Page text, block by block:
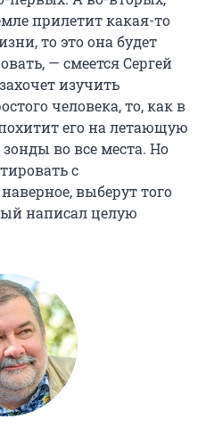
прилетит какая-то
то это она будет
— смеется Сергей
изучить
человека, то, как в
его на летающую
во все места. Но
с
выберут того
написал целую